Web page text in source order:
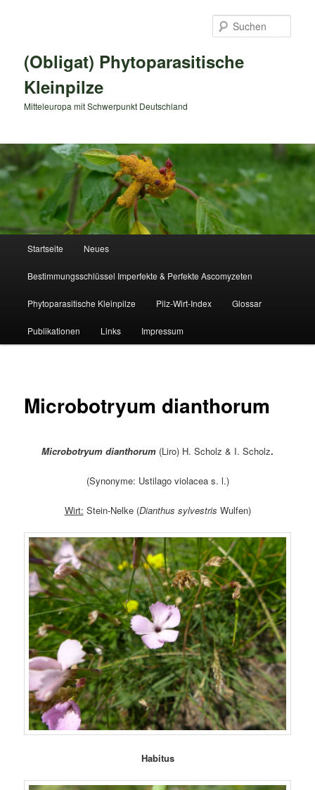
(Obligat) Phytoparasitische
Kleinpilze
Mitteleuropa mit Schwerpunkt Deutschland
Startseite Neues
Bestimmungsschlüssel Imperfekte & Perfekte Ascomyzeten
Phytoparasitische Kleinpilze Pilz-Wirt-Index Glossar
Publikationen Links Impressum
Microbotryum dianthorum
Microbotryum dianthorum (Liro) H. Scholz & I. Scholz.
(Synonyme: Ustilago violacea s. l.)
Wirt: Stein-Nelke (Dianthus sylvestris Wulfen)
Habitus